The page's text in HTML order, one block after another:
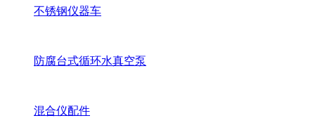
不锈钢仪器车
防腐台式循环水真空泵
混合仪配件